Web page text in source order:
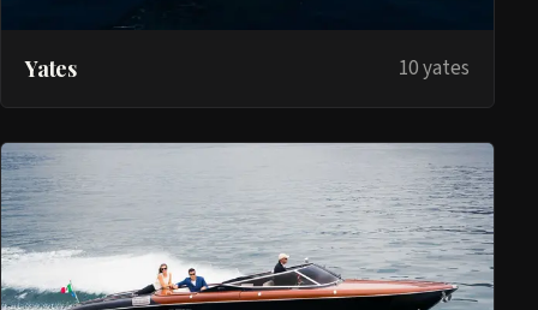
Yates 10 yates